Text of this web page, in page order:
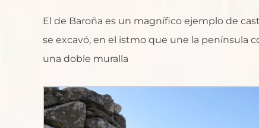
El de Baroña es un magnífico ejemplo de
se excavó, en el istmo que une la península
una doble muralla